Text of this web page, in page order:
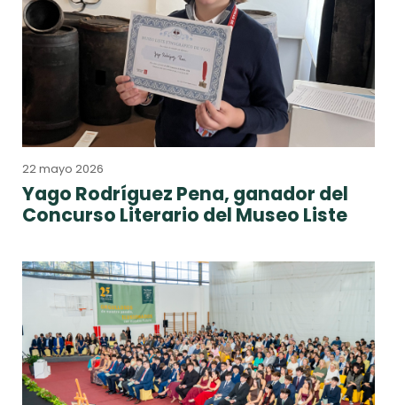
22 mayo 2026
Yago Rodríguez Pena, ganador del
Concurso Literario del Museo Liste